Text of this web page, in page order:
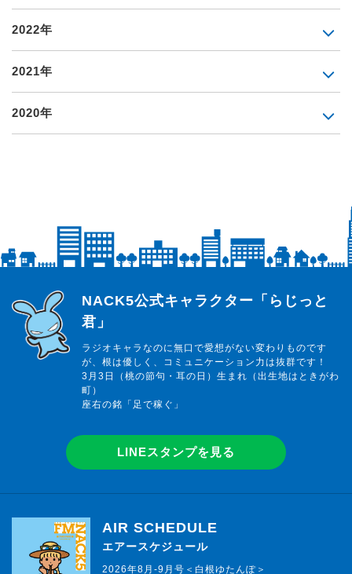
2022年
2021年
2020年
らじっと君
NACK5公式キャラクター「らじっと
君」
ラジオキャラなのに無口で愛想がない変わりものです
が、根は優しく、コミュニケーション力は抜群です！
3月3日（桃の節句・耳の日）生まれ（出生地はときがわ
町）
座右の銘「足で稼ぐ」
LINEスタンプを見る
AIR SCHEDULE
エアースケジュール
2026年8月-9月号＜白根ゆたんぽ＞